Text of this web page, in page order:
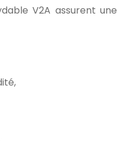
V2A assurent